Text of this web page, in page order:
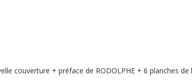
couverture + préface de RODOLPHE + 6 planches